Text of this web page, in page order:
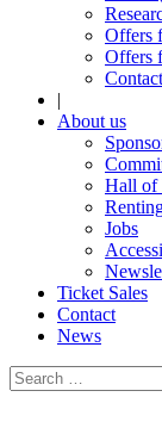
Offers
Offers
|
About us
Hall of
Jobs
Ticket Sales
Contact
News
Search
for: